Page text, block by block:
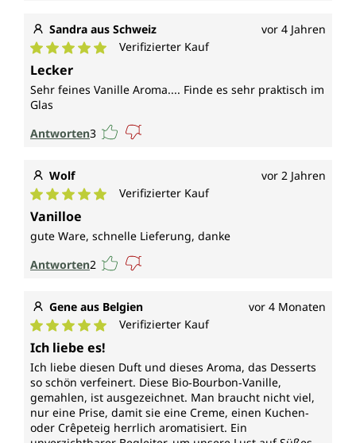
Sandra aus Schweiz vor 4 Jahren
Durchschnittliche Bewertung von 5 von 5 Sternen
Verifizierter Kauf
Lecker
Sehr feines Vanille Aroma.... Finde es sehr praktisch im
Glas
Antworten3
Wolf vor 2 Jahren
Durchschnittliche Bewertung von 5 von 5 Sternen
Verifizierter Kauf
Vanilloe
gute Ware, schnelle Lieferung, danke
Antworten2
Gene aus Belgien vor 4 Monaten
Durchschnittliche Bewertung von 5 von 5 Sternen
Verifizierter Kauf
Ich liebe es!
Ich liebe diesen Duft und dieses Aroma, das Desserts
so schön verfeinert. Diese Bio‑Bourbon‑Vanille,
gemahlen, ist ausgezeichnet. Man braucht nicht viel,
nur eine Prise, damit sie eine Creme, einen Kuchen‑
oder Crêpeteig herrlich aromatisiert. Ein